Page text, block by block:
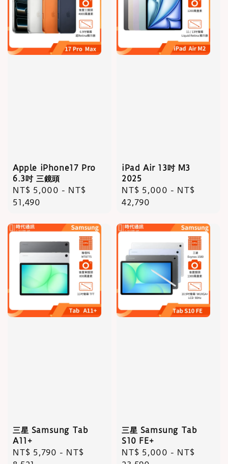
Apple iPhone17 Pro
6.3吋 三鏡頭
Regular
price
NT$ 5,000 - NT$
51,490
iPad Air 13吋 M3
2025
Regular
price
NT$ 5,000 - NT$
42,790
三星 Samsung Tab
A11+
Regular
NT$ 5,790 - NT$
三星 Samsung Tab
S10 FE+
Regular
NT$ 5,000 - NT$